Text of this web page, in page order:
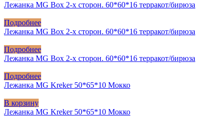
Лежанка MG Box 2-х сторон. 60*60*16 терракот/бирюза
Подробнее
Лежанка MG Box 2-х сторон. 60*60*16 терракот/бирюза
Подробнее
Лежанка MG Box 2-х сторон. 60*60*16 терракот/бирюза
Подробнее
Лежанка MG Kreker 50*65*10 Мокко
В корзину
Лежанка MG Kreker 50*65*10 Мокко